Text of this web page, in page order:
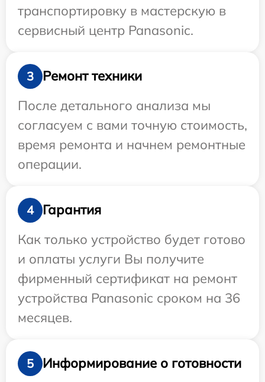
транспортировку в мастерскую в
сервисный центр Panasonic.
3
Ремонт техники
После детального анализа мы
согласуем с вами точную стоимость,
время ремонта и начнем ремонтные
операции.
4
Гарантия
Как только устройство будет готово
и оплаты услуги Вы получите
фирменный сертификат на ремонт
устройства Panasonic сроком на 36
месяцев.
5
Информирование о готовности